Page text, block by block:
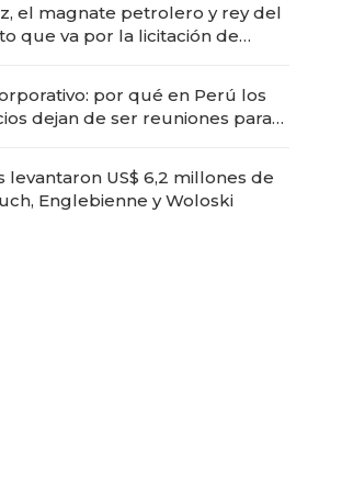
el magnate petrolero y rey del
que va por la licitación de
por qué en Perú los
dejan de ser reuniones para
levantaron US$ 6,2 millones de
Englebienne y Woloski